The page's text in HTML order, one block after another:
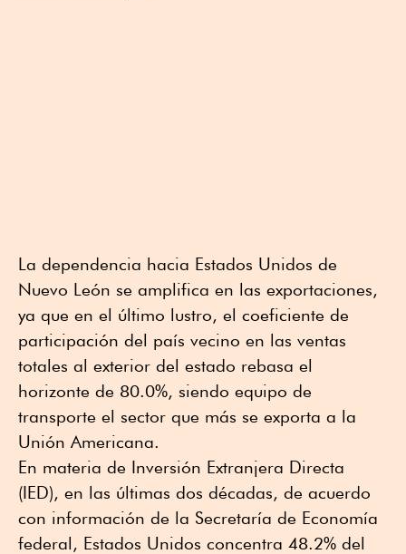
La dependencia hacia Estados Unidos de
Nuevo León se amplifica en las exportaciones,
ya que en el último lustro, el coeficiente de
participación del país vecino en las ventas
totales al exterior del estado rebasa el
horizonte de 80.0%, siendo equipo de
transporte el sector que más se exporta a la
Unión Americana.
En materia de Inversión Extranjera Directa
(IED), en las últimas dos décadas, de acuerdo
con información de la Secretaría de Economía
federal, Estados Unidos concentra 48.2% del